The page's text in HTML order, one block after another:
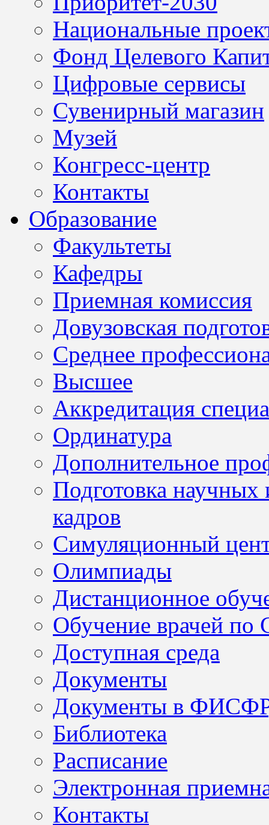
Национальные
Фонд Целевого
Цифровые сервисы
Сувенирный магазин
Музей
Конгресс-центр
Контакты
Образование
Факультеты
Кафедры
Приемная комиссия
Довузовская
Среднее
Высшее
Аккредитация
Ординатура
Дополнительное
Подготовка научных
кадров
Симуляционный
Олимпиады
Дистанционное
Обучение врачей по
Доступная среда
Документы
Документы в
Библиотека
Расписание
Электронная
Контакты